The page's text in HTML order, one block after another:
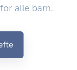
alle barn.